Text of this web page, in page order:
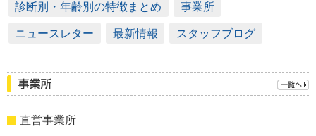
診断別・年齢別の特徴まとめ 事業所
ニュースレター 最新情報 スタッフブログ
直営事業所